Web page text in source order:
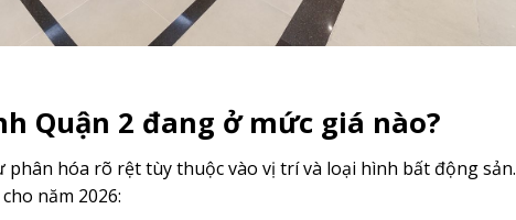
Quận 2 đang ở mức giá nào?
phân hóa rõ rệt tùy thuộc vào vị trí và loại hình bất động sản.
năm 2026: